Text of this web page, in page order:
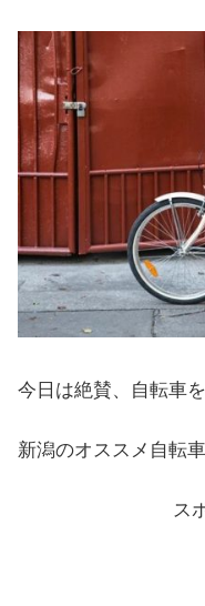
今日は絶賛、自転車
新潟のオススメ自転
ス